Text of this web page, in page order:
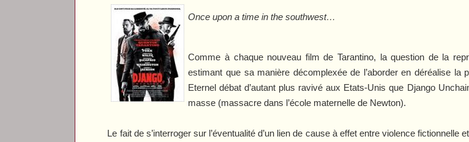
Once upon a time in the southwest…
Comme à chaque nouveau film de Tarantino, la question de la
estimant que sa manière décomplexée de l’aborder en déréalise
Eternel débat d’autant plus ravivé aux Etats-Unis que Django
masse (massacre dans l’école maternelle de Newton).
Le fait de s’interroger sur l’éventualité d’un lien de cause à effet entre violence